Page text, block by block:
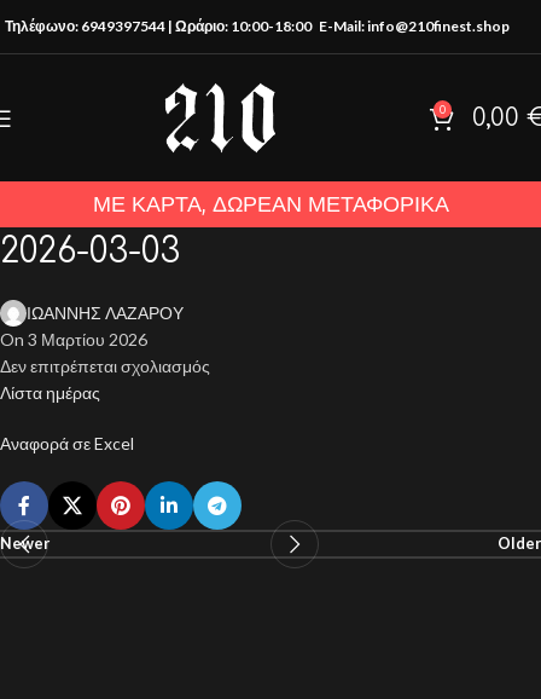
Τηλέφωνο: 6949397544 | Ωράριο: 10:00-18:00 E-Mail: info@210finest.shop
0 0,00
ΜΕ ΚΑΡΤΑ, ΔΩΡΕΑΝ ΜΕΤΑΦΟΡΙΚΑ
2026-03-03
ΙΩΑΝΝΗΣ ΛΑΖΑΡΟΥ
On 3 Μαρτίου 2026
Δεν επιτρέπεται σχολιασμός
Λίστα ημέρας
Αναφορά σε Excel
Newer Older